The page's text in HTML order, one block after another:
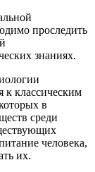
проследить
знаниях.
к классическим
в
среди
человека,
их.